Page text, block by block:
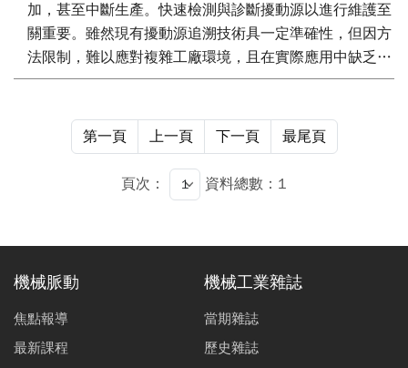
加，甚至中斷生產。快速檢測與診斷擾動源以進行維護至
關重要。雖然現有擾動源追溯技術具一定準確性，但因方
法限制，難以應對複雜工廠環境，且在實際應用中缺乏整
合性。本研究提出結合多種擾動根源拓樸演算法的架構，
夫鏈資訊融合技術整合結果，生成更準確的整體拓樸資
訊，提升追溯可靠度與準確度。本方法能高效定位擾動
源，為工廠穩定運行及效能優化提供高效且實用的解決方
第一頁 上一頁 下一頁 最尾頁
頁次： 資料總數：1
機械脈動
焦點報導
最新課程
機械工業雜誌
當期雜誌
歷史雜誌